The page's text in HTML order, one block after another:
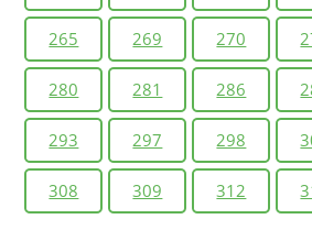
265 269 270
280 281 286
293 297 298
308 309 312